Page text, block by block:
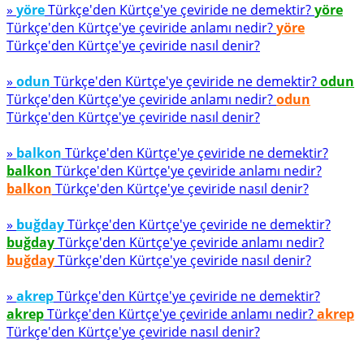
» yöreTürkçe'den Kürtçe'ye çeviride ne demektir?yöre
Türkçe'den Kürtçe'ye çeviride anlamı nedir?yöre
Türkçe'den Kürtçe'ye çeviride nasıl denir?
» odun Türkçe'den Kürtçe'ye çeviride ne demektir?odun
Türkçe'den Kürtçe'ye çeviride anlamı nedir?odun
Türkçe'den Kürtçe'ye çeviride nasıl denir?
» balkon Türkçe'den Kürtçe'ye çeviride ne demektir?
balkon Türkçe'den Kürtçe'ye çeviride anlamı nedir?
balkon Türkçe'den Kürtçe'ye çeviride nasıl denir?
» buğdayTürkçe'den Kürtçe'ye çeviride ne demektir?
buğdayTürkçe'den Kürtçe'ye çeviride anlamı nedir?
buğdayTürkçe'den Kürtçe'ye çeviride nasıl denir?
» akrepTürkçe'den Kürtçe'ye çeviride ne demektir?
akrepTürkçe'den Kürtçe'ye çeviride anlamı nedir?akrep
Türkçe'den Kürtçe'ye çeviride nasıl denir?